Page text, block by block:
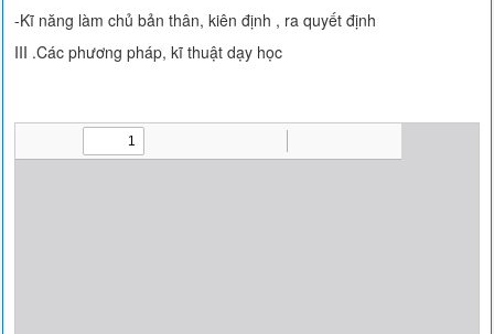
-Kĩ năng làm chủ bản thân, kiên định , ra quyết định
III .Các phương pháp, kĩ thuật dạy học